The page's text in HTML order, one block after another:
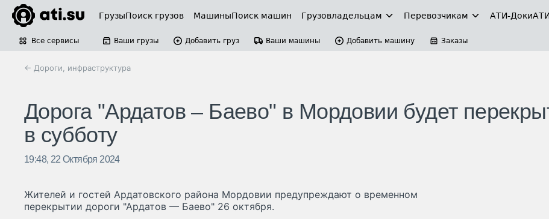
ГрузыПоиск грузов МашиныПоиск машин Грузовладельцам Перевозчикам АТИ-Доки
Все сервисы Ваши грузы Добавить груз Ваши машины Добавить машину Заказы
← Дороги, инфраструктура
Дорога "Ардатов – Баево" в Мордовии будет
в субботу
19:48, 22 Октября 2024
Жителей и гостей Ардатовского района Мордовии предупреждают о временном
перекрытии дороги "Ардатов — Баево" 26 октября.